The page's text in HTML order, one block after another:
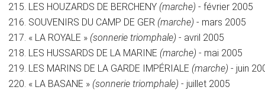
LES HOUZARDS DE BERCHENY (marche) - février 2005
SOUVENIRS DU CAMP DE GER (marche) - mars 2005
« LA ROYALE » (sonnerie triomphale) - avril 2005
LES HUSSARDS DE LA MARINE (marche) - mai 2005
LES MARINS DE LA GARDE IMPÉRIALE (marche) - juin
« LA BASANE » (sonnerie triomphale) - juillet 2005